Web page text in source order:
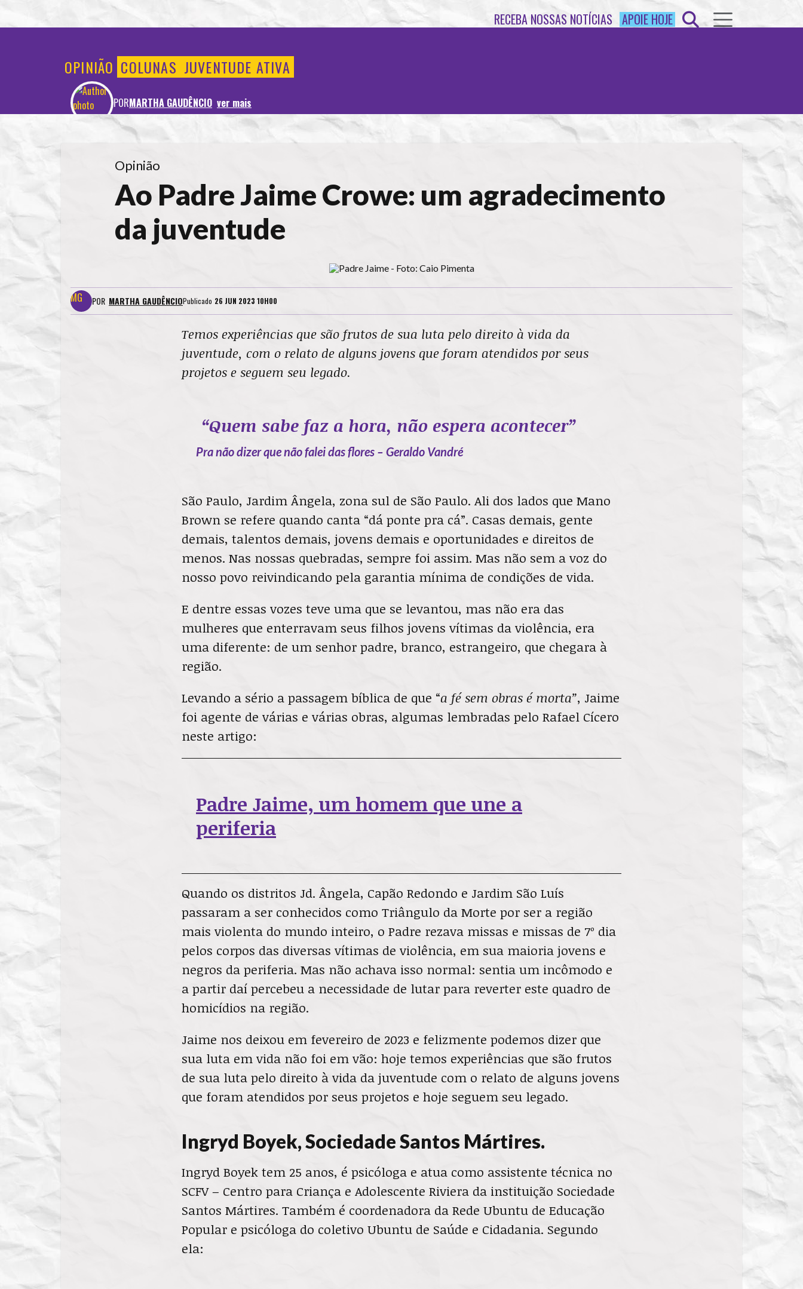
RECEBA NOSSAS NOTÍCIAS APOIE HOJE
OPINIÃO COLUNAS JUVENTUDE ATIVA
PORMARTHA GAUDÊNCIO ver mais
Opinião
Ao Padre Jaime Crowe: um agradecimento
da juventude
POR MARTHA GAUDÊNCIOPublicado 26 JUN 2023 10H00
Temos experiências que são frutos de sua luta pelo direito à vida da
juventude, com o relato de alguns jovens que foram atendidos por seus
projetos e seguem seu legado.
“Quem sabe faz a hora, não espera acontecer”
Pra não dizer que não falei das flores – Geraldo Vandré
São Paulo, Jardim Ângela, zona sul de São Paulo. Ali dos lados que Mano
Brown se refere quando canta “dá ponte pra cá”. Casas demais, gente
demais, talentos demais, jovens demais e oportunidades e direitos de
menos. Nas nossas quebradas, sempre foi assim. Mas não sem a voz do
nosso povo reivindicando pela garantia mínima de condições de vida.
E dentre essas vozes teve uma que se levantou, mas não era das
mulheres que enterravam seus filhos jovens vítimas da violência, era
uma diferente: de um senhor padre, branco, estrangeiro, que chegara à
região.
Levando a sério a passagem bíblica de que “a fé sem obras é morta”, Jaime
foi agente de várias e várias obras, algumas lembradas pelo Rafael Cícero
neste artigo:
Padre Jaime, um homem que une a
periferia
Quando os distritos Jd. Ângela, Capão Redondo e Jardim São Luís
passaram a ser conhecidos como Triângulo da Morte por ser a região
mais violenta do mundo inteiro, o Padre rezava missas e missas de 7º dia
pelos corpos das diversas vítimas de violência, em sua maioria jovens e
negros da periferia. Mas não achava isso normal: sentia um incômodo e
a partir daí percebeu a necessidade de lutar para reverter este quadro de
homicídios na região.
Jaime nos deixou em fevereiro de 2023 e felizmente podemos dizer que
sua luta em vida não foi em vão: hoje temos experiências que são frutos
de sua luta pelo direito à vida da juventude com o relato de alguns jovens
que foram atendidos por seus projetos e hoje seguem seu legado.
Ingryd Boyek, Sociedade Santos Mártires.
Ingryd Boyek tem 25 anos, é psicóloga e atua como assistente técnica no
SCFV – Centro para Criança e Adolescente Riviera da instituição Sociedade
Santos Mártires. Também é coordenadora da Rede Ubuntu de Educação
Popular e psicóloga do coletivo Ubuntu de Saúde e Cidadania. Segundo
ela: